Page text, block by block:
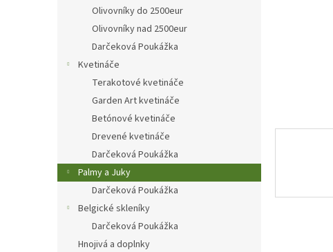
Olivovníky do 2500eur
Olivovníky nad 2500eur
Darčeková Poukážka
Kvetináče
Terakotové kvetináče
Garden Art kvetináče
Betónové kvetináče
Drevené kvetináče
Darčeková Poukážka
Palmy a Juky
Darčeková Poukážka
Belgické skleníky
Darčeková Poukážka
Hnojivá a doplnky